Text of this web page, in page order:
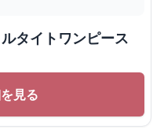
タイトワンピース
見る